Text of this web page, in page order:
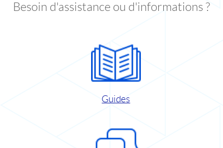
Besoin d'assistance ou d'informations ?
Guides